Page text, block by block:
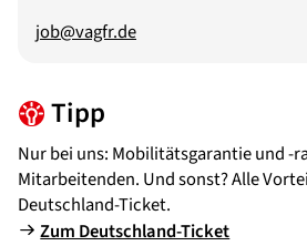
job@vagfr.de
Tipp
Nur bei uns: Mobilitätsgarantie und -
Mitarbeitenden. Und sonst? Alle
Deutschland-Ticket.
Zum Deutschland-Ticket